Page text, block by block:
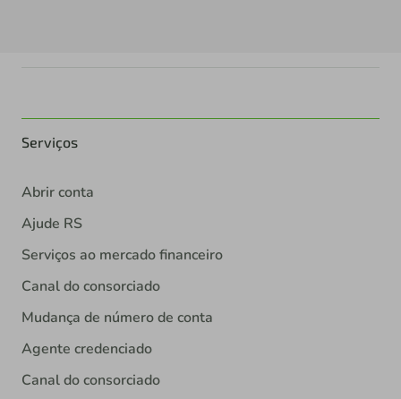
Serviços
Abrir conta
Ajude RS
Serviços ao mercado financeiro
Canal do consorciado
Mudança de número de conta
Agente credenciado
Canal do consorciado